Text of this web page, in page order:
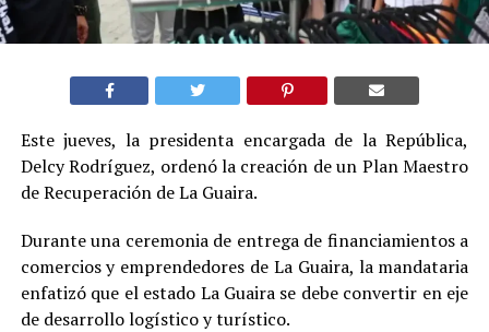
Este jueves, la presidenta encargada de la República,
Delcy Rodríguez, ordenó la creación de un Plan Maestro
de Recuperación de La Guaira.
Durante una ceremonia de entrega de financiamientos a
comercios y emprendedores de La Guaira, la mandataria
enfatizó que el estado La Guaira se debe convertir en eje
de desarrollo logístico y turístico.